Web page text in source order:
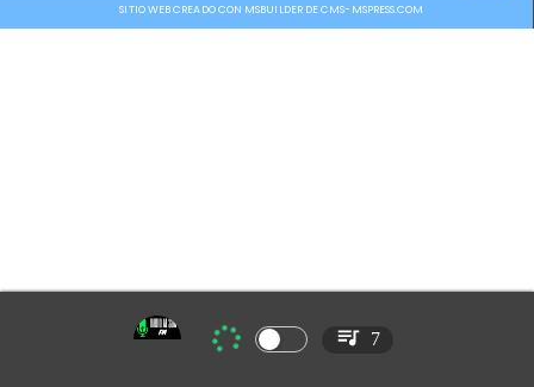
SITIO WEB CREADO CON MSBUILDER DE CMS-MSPRESS.COM
7